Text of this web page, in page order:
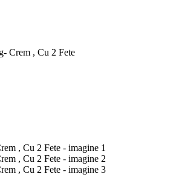
Crem , Cu 2 Fete